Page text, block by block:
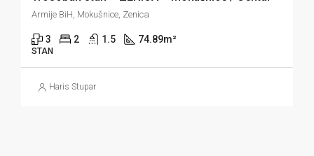
Armije BiH, Mokušnice, Zenica
3 2 1.5 74.89m²
STAN
Haris Stupar